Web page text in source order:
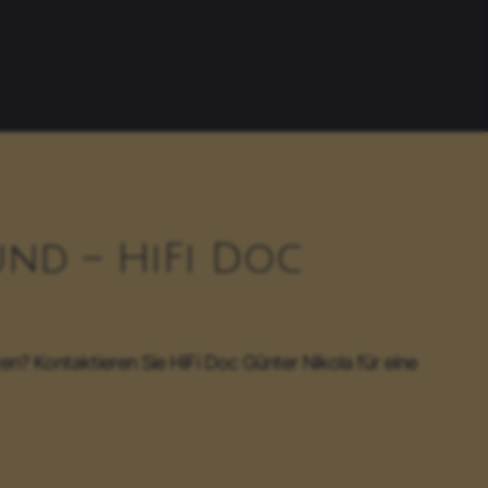
– HiFi Doc
Kontaktieren Sie HiFi Doc Günter Nikola für eine